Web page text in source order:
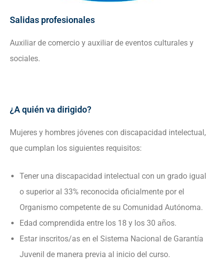
Salidas profesionales
Auxiliar de comercio y auxiliar de eventos culturales y
sociales.
¿A quién va dirigido?
Mujeres y hombres jóvenes con discapacidad intelectual,
que cumplan los siguientes requisitos:
Tener una discapacidad intelectual con un grado igual
o superior al 33% reconocida oficialmente por el
Organismo competente de su Comunidad Autónoma.
Edad comprendida entre los 18 y los 30 años.
Estar inscritos/as en el Sistema Nacional de Garantía
Juvenil de manera previa al inicio del curso.